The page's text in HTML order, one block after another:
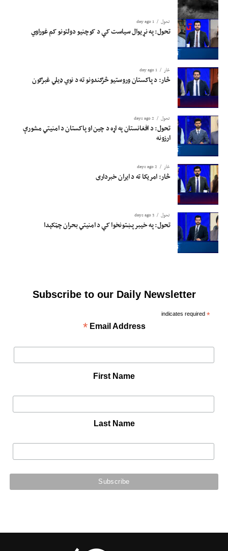
تحول 1 day ago
تحول: په نړیوال سیاست کې د کوچنیو دولتونو کم غوراوي
څار 1 day ago
څار: د پاکستان وروستیو څرګندونو ته د نوي ډیلي غبرګون
تحول 2 days ago
تحول: د افغانستان په اړه د چین او پاکستان د امنیتي مشورې
ارزونه
څار 2 days ago
څار: امریکا ته د ایران خبرداری
تحول 3 days ago
تحول: په خیبر پښتونخوا کې د امنیتي بحران چټکېدا
Subscribe to our Daily Newsletter
*
indicates required
Email Address
*
First Name
Last Name